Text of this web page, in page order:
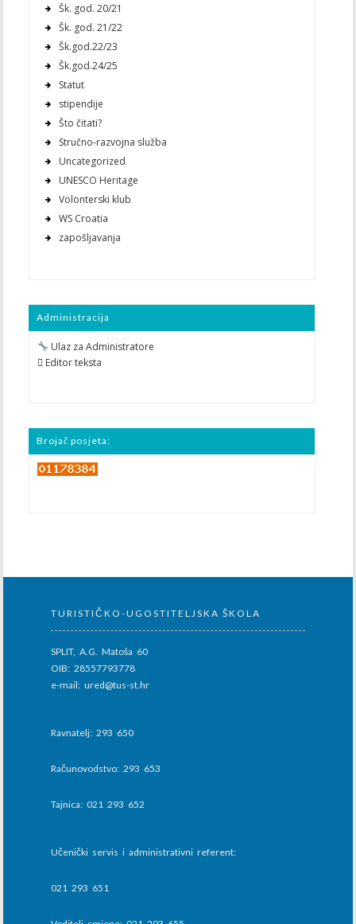
Šk. god. 20/21
Šk. god. 21/22
Šk.god.22/23
Šk.god.24/25
Statut
stipendije
Što čitati?
Stručno-razvojna služba
Uncategorized
UNESCO Heritage
Volonterski klub
WS Croatia
zapošljavanja
Administracija
Ulaz za Administratore
 Editor teksta
Brojač posjeta:
TURISTIČKO-UGOSTITELJSKA ŠKOLA
SPLIT, A.G. Matoša 60
OIB: 28557793778
e-mail: ured@tus-st.hr
Ravnatelj: 293 650
Računovodstvo: 293 653
Tajnica: 021 293 652
Učenički servis i administrativni referent:
021 293 651